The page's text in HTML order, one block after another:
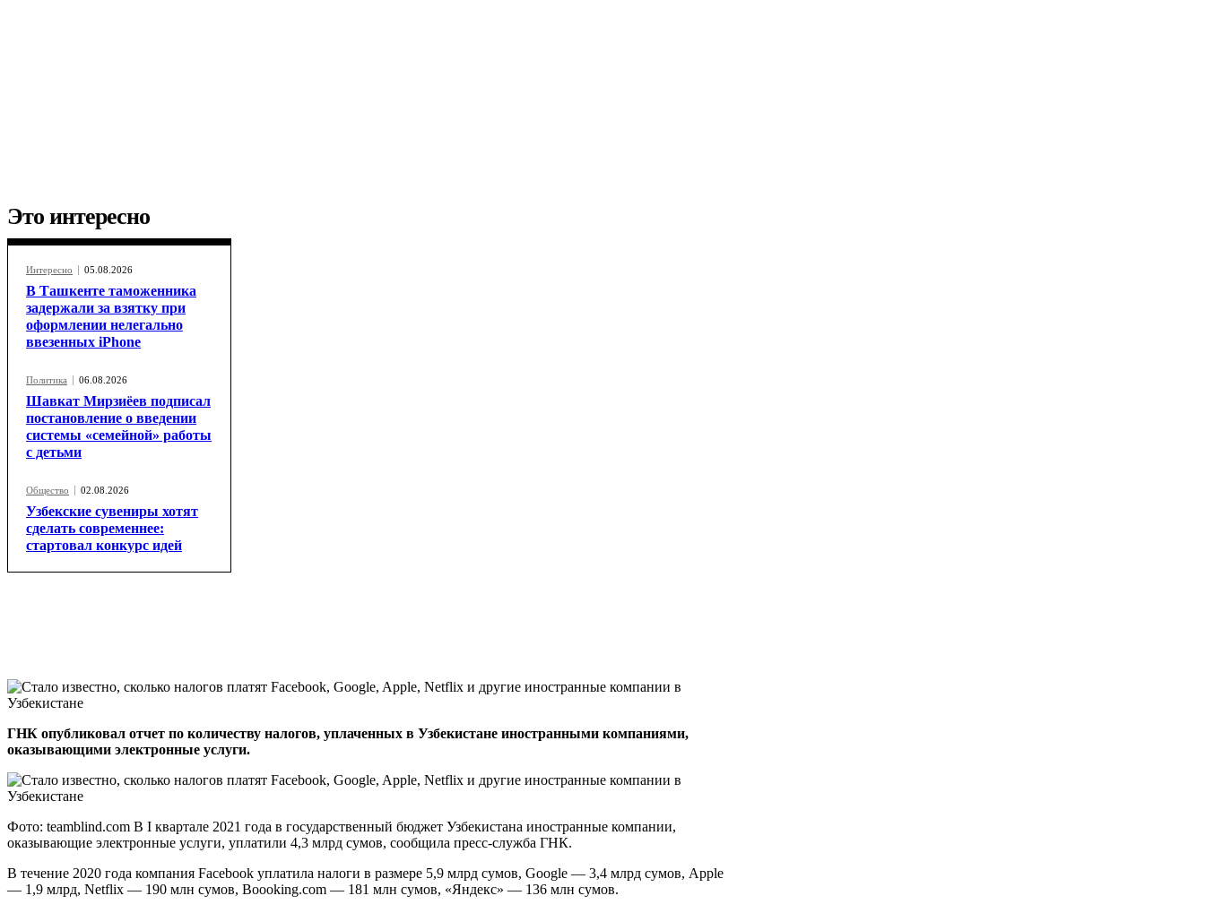
Это интересно
Интересно 05.08.2026
В Ташкенте таможенника
задержали за взятку при
оформлении нелегально
ввезенных iPhone
Политика 06.08.2026
Шавкат Мирзиёев подписал
постановление о введении
системы «семейной» работы
с детьми
Общество 02.08.2026
Узбекские сувениры хотят
сделать современнее:
стартовал конкурс идей
ГНК опубликовал отчет по количеству налогов, уплаченных в Узбекистане иностранными компаниями,
оказывающими электронные услуги.
Фото: teamblind.com В I квартале 2021 года в государственный бюджет Узбекистана иностранные компании,
оказывающие электронные услуги, уплатили 4,3 млрд сумов, сообщила пресс-служба ГНК.
В течение 2020 года компания Facebook уплатила налоги в размере 5,9 млрд сумов, Google — 3,4 млрд сумов, Apple
— 1,9 млрд, Netflix — 190 млн сумов, Boooking.com — 181 млн сумов, «Яндекс» — 136 млн сумов.